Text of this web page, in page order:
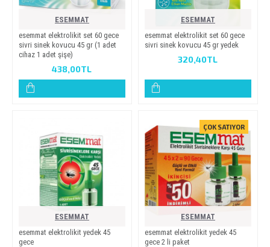
ESEMMAT
esemmat elektrolikit set 60 gece
sivri sinek kovucu 45 gr (1 adet
cihaz 1 adet şişe)
438,00TL
ESEMMAT
esemmat elektrolikit set 60 gece
sivri sinek kovucu 45 gr yedek
320,40TL
ESEMMAT
esemmat elektroli̇ki̇t yedek 45
gece
ÇOK SATIYOR
ESEMMAT
esemmat elektroli̇ki̇t yedek 45
gece 2 li̇ paket